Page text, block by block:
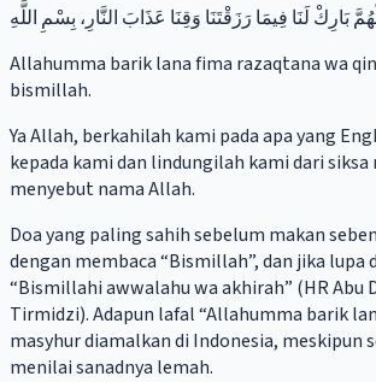
بَارِكْ لَنَا فِيمَا رَزَقْتَنَا وَقِنَا عَذَابَ النَّارِ، بِسْمِ اللَّهِ
Allahumma barik lana fima razaqtana wa
bismillah.
Ya Allah, berkahilah kami pada apa yang
kepada kami dan lindungilah kami dari siksa
menyebut nama Allah.
Doa yang paling sahih sebelum makan
dengan membaca “Bismillah”, dan jika lupa
“Bismillahi awwalahu wa akhirah” (HR Abu
Tirmidzi). Adapun lafal “Allahumma barik
masyhur diamalkan di Indonesia, meskipun
menilai sanadnya lemah.